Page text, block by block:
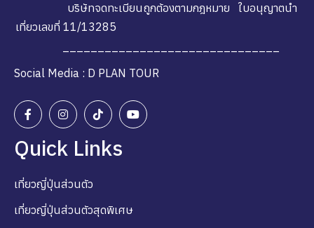
บริษัทจดทะเบียนถูกต้องตามกฎหมาย ใบอนุญาตนำ
เที่ยวเลขที่ 11/13285
Social Media : D PLAN TOUR
Quick Links
เที่ยวญี่ปุ่นส่วนตัว
เที่ยวญี่ปุ่นส่วนตัวสุดพิเศษ